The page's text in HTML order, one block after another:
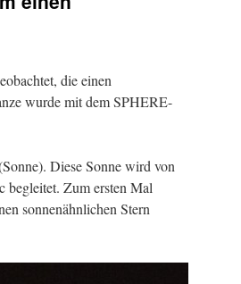
die einen
wurde mit dem SPHERE-
Diese Sonne wird von
Zum ersten Mal
sonnenähnlichen Stern